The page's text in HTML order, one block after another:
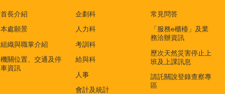
首長介紹
本處願景
組織與職掌介紹
機關位置、交通及停
車資訊
企劃科
人力科
考訓科
給與科
人事
會計及統計
常見問答
「服務e櫃檯」及業
務洽辦資訊
歷次天然災害停止上
班及上課訊息
請託關說登錄查察專
區